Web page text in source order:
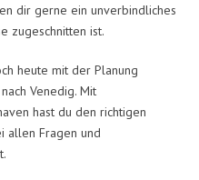
dir gerne ein unverbindliches
zugeschnitten ist.
heute mit der Planung
Venedig. Mit
hast du den richtigen
allen Fragen und